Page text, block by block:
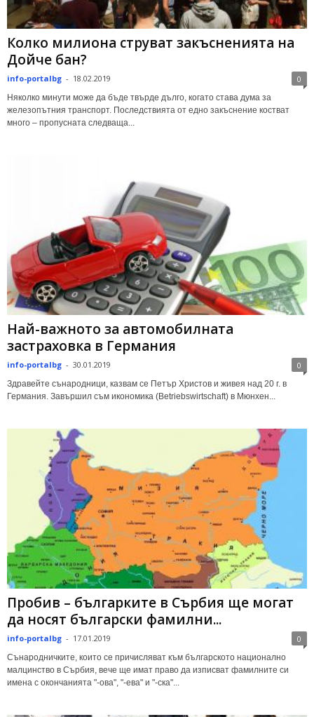
Колко милиона струват закъсненията на
Дойче бан?
info-portalbg - 18.02.2019 0
Няколко минути може да бъде твърде дълго, когато става дума за
железопътния транспорт. Последствията от едно закъснение костват
много – пропусната следваща...
Най-важното за автомобилната
застраховка в Германия
info-portalbg - 30.01.2019 0
Здравейте сънародници, казвам се Петър Христов и живея над 20 г. в
Германия. Завършил съм икономика (Betriebswirtschaft) в Мюнхен...
Пробив – българките в Сърбия ще могат
да носят български фамилни...
info-portalbg - 17.01.2019 0
Сънародничките, които се причисляват към българското национално
малцинство в Сърбия, вече ще имат право да изписват фамилните си
имена с окончанията "-ова", "-ева" и "-ска"...